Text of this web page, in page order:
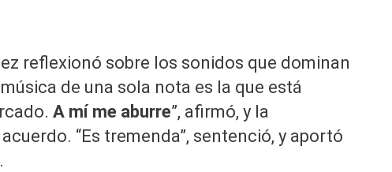
reflexionó sobre los sonidos que dominan
de una sola nota es la que está
A mí me aburre”, afirmó, y la
“Es tremenda”, sentenció, y aportó